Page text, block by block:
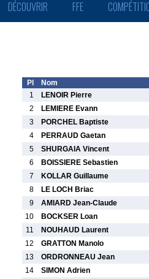
DÉCOUVRIR FFE
Pl Nom
1
LENOIR Pierre
2
LEMIERE Evann
3
PORCHEL Baptiste
4
PERRAUD Gaetan
5
SHURGAIA Vincent
6
BOISSIERE Sebastien
7
KOLLAR Guillaume
8
LE LOCH Briac
9
AMIARD Jean-Claude
10
BOCKSER Loan
11
NOUHAUD Laurent
12
GRATTON Manolo
13
ORDRONNEAU Jean
14
SIMON Adrien